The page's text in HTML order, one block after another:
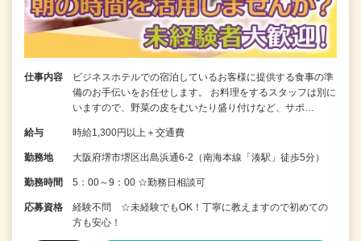
仕事内容
ビジネスホテルでの宿泊しているお客様に提供する食事の準
備のお手伝いをお任せします。 お料理をするスタッフは別に
いますので、野菜の皮をむいたり盛り付けなど、サポ…
給与 時給1,300円以上＋交通費
勤務地 大阪府堺市堺区出島浜通6-2（南海本線「湊駅」徒歩5分）
勤務時間 5：00～9：00 ☆勤務日相談可
応募資格
経験不問 ☆未経験でもOK！丁寧に教えますので初めての
方も安心！